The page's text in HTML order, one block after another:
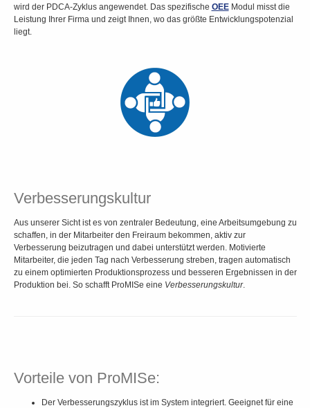
wird der PDCA-Zyklus angewendet. Das spezifische OEE Modul misst die
Leistung Ihrer Firma und zeigt Ihnen, wo das größte Entwicklungspotenzial
liegt.
Verbesserungskultur
Aus unserer Sicht ist es von zentraler Bedeutung, eine Arbeitsumgebung zu
schaffen, in der Mitarbeiter den Freiraum bekommen, aktiv zur
Verbesserung beizutragen und dabei unterstützt werden. Motivierte
Mitarbeiter, die jeden Tag nach Verbesserung streben, tragen automatisch
zu einem optimierten Produktionsprozess und besseren Ergebnissen in der
Produktion bei. So schafft ProMISe eine Verbesserungskultur.
Vorteile von ProMISe:
Der Verbesserungszyklus ist im System integriert. Geeignet für eine